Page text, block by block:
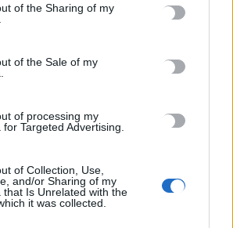
of the Sharing of my
of the Sale of my
of processing my
Targeted Advertising.
of Collection, Use,
and/or Sharing of my
that Is Unrelated with the
it was collected.
άδεια μητρότητας – Επεκτείνεται σε
δικαιούχων
στο νέο πρόγραμμα συγκράτησης τιμών
Αντιδράσεις για την εμφάνισή του με
για Ισαάκ και Σολωμού